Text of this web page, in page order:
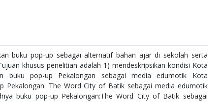
buku pop-up sebagai alternatif bahan ajar di sekolah serta
khusus penelitian adalah 1) mendeskripsikan kondisi Kota
buku pop-up Pekalongan sebagai media edumotik Kota
Pekalongan: The Word City of Batik sebagai media edumotik
buku pop-up Pekalongan:The Word City of Batik sebagai